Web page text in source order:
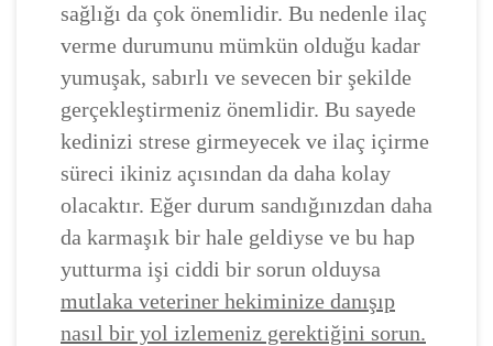
sağlığı da çok önemlidir. Bu nedenle ilaç
verme durumunu mümkün olduğu kadar
yumuşak, sabırlı ve sevecen bir şekilde
gerçekleştirmeniz önemlidir. Bu sayede
kedinizi strese girmeyecek ve ilaç içirme
süreci ikiniz açısından da daha kolay
olacaktır. Eğer durum sandığınızdan daha
da karmaşık bir hale geldiyse ve bu hap
yutturma işi ciddi bir sorun olduysa
mutlaka veteriner hekiminize danışıp
nasıl bir yol izlemeniz gerektiğini sorun.